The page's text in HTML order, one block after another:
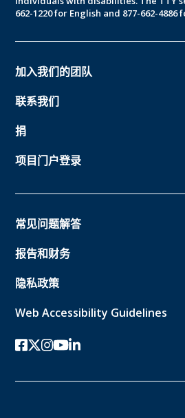
662-1220 for English and 877-662-4886
加入我们的团队
联系我们
捐
项目门户登录
常见问题解答
报告和财务
隐私政策
Web Accessibility Guidelines
Facebook
twitter-x
Instagram的
YouTube
领英